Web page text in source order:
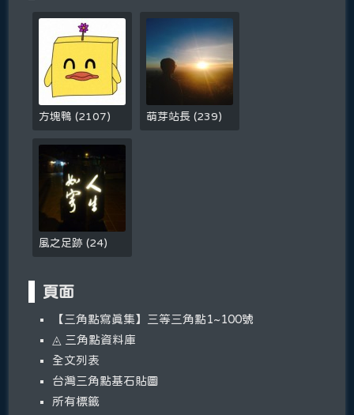
方塊鴨(2107) 萌芽站長(239)
風之足跡(24)
頁面
【三角點寫真集】三等三角點1~100號
◬ 三角點資料庫
全文列表
台灣三角點基石貼圖
所有標籤